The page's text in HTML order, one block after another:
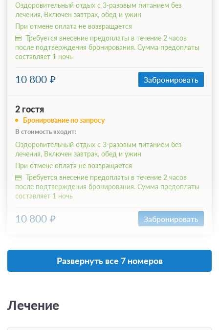
Оздоровительный отдых с 3-разовым питанием без
лечения, Включен завтрак, обед и ужин
При отмене оплата не возвращается
Требуется внесение предоплаты в течение 2 часов
после подтверждения бронирования. Сумма предоплаты
составляет 1 ночь
10 800 Забронировать
2 гостя
Бронирование по запросу
В стоимость входит:
Оздоровительный отдых с 3-разовым питанием без
лечения, Включен завтрак, обед и ужин
При отмене оплата не возвращается
Требуется внесение предоплаты в течение 2 часов
после подтверждения бронирования. Сумма предоплаты
составляет 1 ночь
10 800 Забронировать
Развернуть все 7 номеров
Лечение